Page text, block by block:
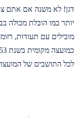
דגן! לא משנה אם אתם
יותר כמו הובלת מכולה
מובילים עם תעודות,
לכל התושבים של